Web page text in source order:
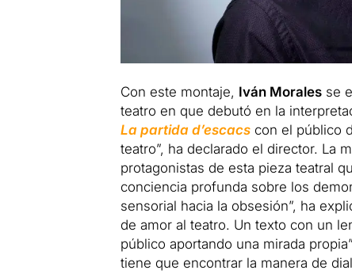
Con este montaje, Iván Moralesse
teatro en que debutó en la
La partida d’escacscon el público
teatro”, ha declarado el director. La
protagonistas de esta pieza teatral
conciencia profunda sobre los
sensorial hacia la obsesión”, ha
de amor al teatro. Un texto con un
público aportando una mirada
tiene que encontrar la manera de